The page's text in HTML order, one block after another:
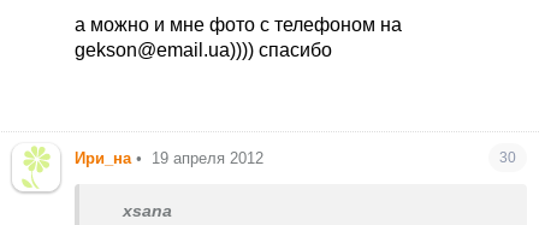
помнит(как забыть-у нас дедушка итальянец
всё виноград им поливал)
а можно и мне фото с телефоном на
gekson@email.ua)))) спасибо
Ири_на • 19 апреля 2012 30
xsana